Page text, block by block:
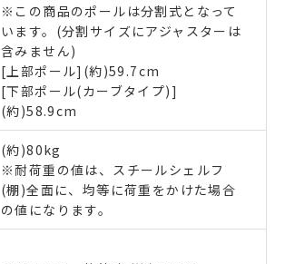
※この商品のポールは分割式となって
います。(分割サイズにアジャスターは
含みません)
[上部ポール](約)59.7cm
[下部ポール(カーブタイプ)]
(約)58.9cm
(約)80kg
※耐荷重の値は、スチールシェルフ
(棚)全面に、均等に荷重をかけた場合
の値になります。